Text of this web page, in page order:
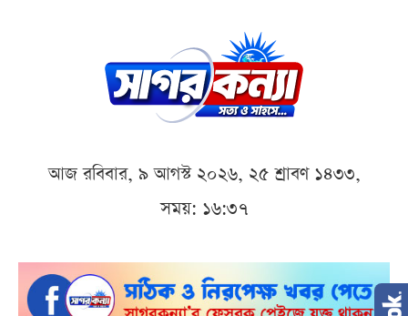
আজ রবিবার, ৯ আগস্ট ২০২৬, ২৫ শ্রাবণ ১৪৩৩,
সময়: ১৬:৩৭